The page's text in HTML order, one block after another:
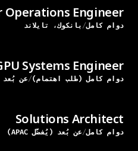
Engineer
دوام كامل بانكوك، تايلاند
Systems Engineer
دوام كامل (طلب اهتمام) عن بُعد
Solutions Architect
دوام كامل عن بُعد (يُفضَّل APAC)